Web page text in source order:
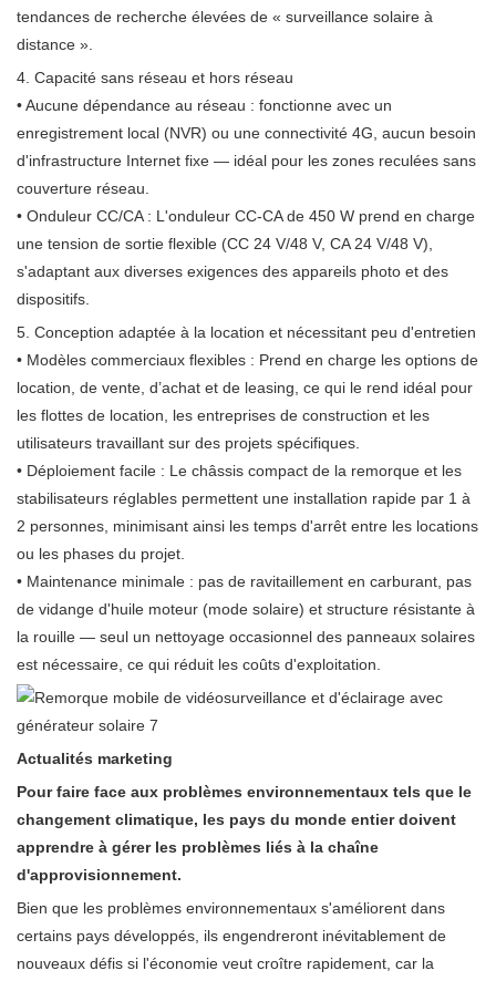
tendances de recherche élevées de « surveillance solaire à
distance ».
4. Capacité sans réseau et hors réseau
• Aucune dépendance au réseau : fonctionne avec un
enregistrement local (NVR) ou une connectivité 4G, aucun besoin
d'infrastructure Internet fixe — idéal pour les zones reculées sans
couverture réseau.
• Onduleur CC/CA : L'onduleur CC-CA de 450 W prend en charge
une tension de sortie flexible (CC 24 V/48 V, CA 24 V/48 V),
s'adaptant aux diverses exigences des appareils photo et des
dispositifs.
5. Conception adaptée à la location et nécessitant peu d'entretien
• Modèles commerciaux flexibles : Prend en charge les options de
location, de vente, d’achat et de leasing, ce qui le rend idéal pour
les flottes de location, les entreprises de construction et les
utilisateurs travaillant sur des projets spécifiques.
• Déploiement facile : Le châssis compact de la remorque et les
stabilisateurs réglables permettent une installation rapide par 1 à
2 personnes, minimisant ainsi les temps d'arrêt entre les locations
ou les phases du projet.
• Maintenance minimale : pas de ravitaillement en carburant, pas
de vidange d'huile moteur (mode solaire) et structure résistante à
la rouille — seul un nettoyage occasionnel des panneaux solaires
est nécessaire, ce qui réduit les coûts d'exploitation.
Actualités marketing
Pour faire face aux problèmes environnementaux tels que le
changement climatique, les pays du monde entier doivent
apprendre à gérer les problèmes liés à la chaîne
d'approvisionnement.
Bien que les problèmes environnementaux s'améliorent dans
certains pays développés, ils engendreront inévitablement de
nouveaux défis si l'économie veut croître rapidement, car la